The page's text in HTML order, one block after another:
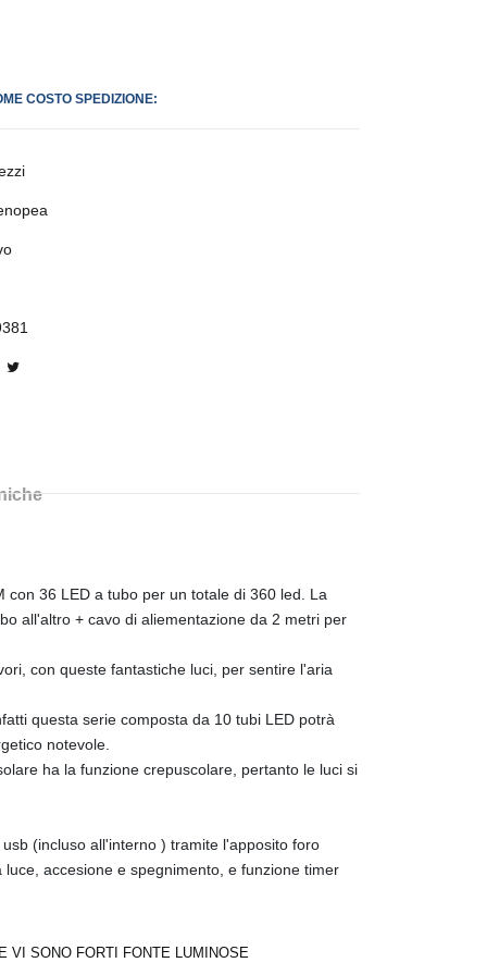
COSTO SPEDIZIONE:
36 LED a tubo per un totale di 360 led. La
all'altro + cavo di aliementazione da 2 metri per
con queste fantastiche luci, per sentire l'aria
questa serie composta da 10 tubi LED potrà
notevole.
ha la funzione crepuscolare, pertanto le luci si
(incluso all'interno ) tramite l'apposito foro
accesione e spegnimento, e funzione timer
VI SONO FORTI FONTE LUMINOSE